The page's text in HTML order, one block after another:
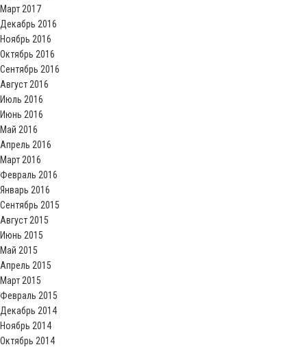
Март 2017
Декабрь 2016
Ноябрь 2016
Октябрь 2016
Сентябрь 2016
Август 2016
Июль 2016
Июнь 2016
Май 2016
Апрель 2016
Март 2016
Февраль 2016
Январь 2016
Сентябрь 2015
Август 2015
Июнь 2015
Май 2015
Апрель 2015
Март 2015
Февраль 2015
Декабрь 2014
Ноябрь 2014
Октябрь 2014